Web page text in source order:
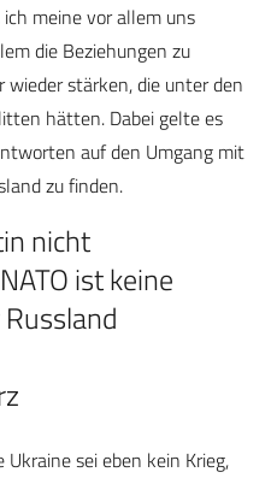
meine vor allem uns
die Beziehungen zu
stärken, die unter den
hätten. Dabei gelte es
auf den Umgang mit
zu finden.
nicht
ist keine
sei eben kein Krieg,